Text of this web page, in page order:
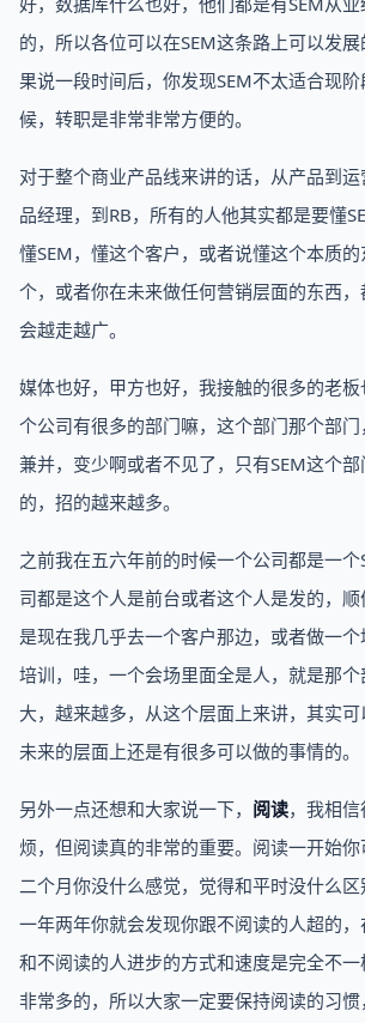
的，所以各位可以在SEM这条路上可以发
果说一段时间后，你发现SEM不太适合现
候，转职是非常非常方便的。
对于整个商业产品线来讲的话，从产品到运
品经理，到RB，所有的人他其实都是要懂
懂SEM，懂这个客户，或者说懂这个本质
个，或者你在未来做任何营销层面的东西，
会越走越广。
媒体也好，甲方也好，我接触的很多的老
个公司有很多的部门嘛，这个部门那个部
兼并，变少啊或者不见了，只有SEM这个
的，招的越来越多。
之前我在五六年前的时候一个公司都是一
司都是这个人是前台或者这个人是发的，顺
是现在我几乎去一个客户那边，或者做一
培训，哇，一个会场里面全是人，就是那
大，越来越多，从这个层面上来讲，其实可
未来的层面上还是有很多可以做的事情的。
另外一点还想和大家说一下， 阅读，我相
烦，但阅读真的非常的重要。阅读一开始
二个月你没什么感觉，觉得和平时没什么
一年两年你就会发现你跟不阅读的人超的
和不阅读的人进步的方式和速度是完全不
非常多的，所以大家一定要保持阅读的习